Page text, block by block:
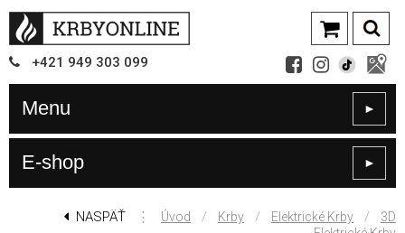
+421 949 303 099
Menu ►
E-shop ►
NASPÄŤ ⋮ Úvod / Krby / Elektrické Krby /
3D